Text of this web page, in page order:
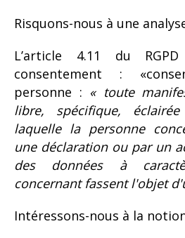
Risquons-nous à une
L’article 4.11 du
consentement :
personne : « toute
libre, spécifique,
laquelle la personne
une déclaration ou par un
des données à
concernant fassent l'objet
Intéressons-nous à la